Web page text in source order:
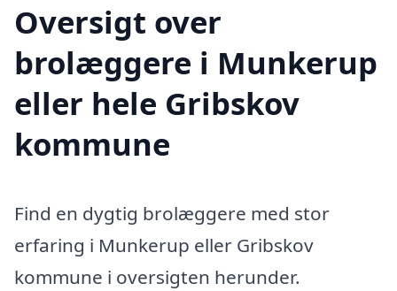
Oversigt over
brolæggere i Munkerup
eller hele Gribskov
kommune
Find en dygtig brolæggere med stor
erfaring i Munkerup eller Gribskov
kommune i oversigten herunder.